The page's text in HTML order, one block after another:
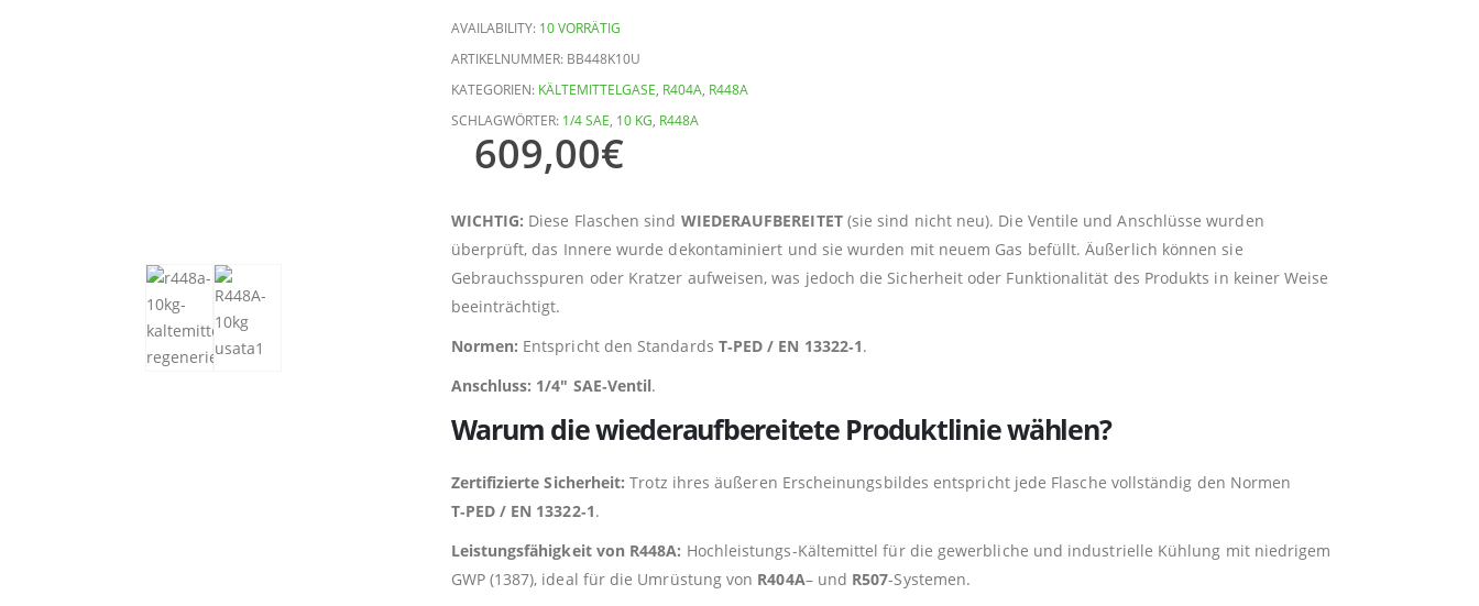
AVAILABILITY: 10 VORRÄTIG
ARTIKELNUMMER: BB448K10U
KATEGORIEN: KÄLTEMITTELGASE, R404A, R448A
SCHLAGWÖRTER: 1/4 SAE, 10 KG, R448A
609,00€
WICHTIG: Diese Flaschen sind WIEDERAUFBEREITET(sie sind nicht neu). Die Ventile und Anschlüsse wurden
überprüft, das Innere wurde dekontaminiert und sie wurden mit neuem Gas befüllt. Äußerlich können sie
Gebrauchsspuren oder Kratzer aufweisen, was jedoch die Sicherheit oder Funktionalität des Produkts in keiner Weise
beeinträchtigt.
Normen: Entspricht den Standards T‑PED / EN 13322‑1.
Anschluss: 1/4″ SAE‑Ventil.
Warum die wiederaufbereitete Produktlinie wählen?
Zertifizierte Sicherheit: Trotz ihres äußeren Erscheinungsbildes entspricht jede Flasche vollständig den Normen
T‑PED / EN 13322‑1.
Leistungsfähigkeit von R448A: Hochleistungs-Kältemittel für die gewerbliche und industrielle Kühlung mit niedrigem
GWP (1387), ideal für die Umrüstung von R404A– und R507-Systemen.